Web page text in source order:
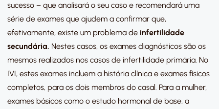
sucesso – que analisará o seu caso e recomendará uma
série de exames que ajudem a confirmar que,
efetivamente, existe um problema de infertilidade
secundária. Nestes casos, os exames diagnósticos são os
mesmos realizados nos casos de infertilidade primária. No
IVI, estes exames incluem a história clínica e exames físicos
completos, para os dois membros do casal. Para a mulher,
exames básicos como o estudo hormonal de base, a